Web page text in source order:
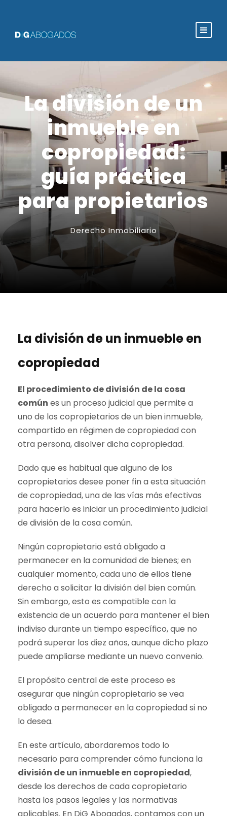
La división de un
inmueble en
copropiedad:
guía práctica
para propietarios
Derecho Inmobiliario
La división de un inmueble en
copropiedad
El procedimiento de división de la cosa
común es un proceso judicial que permite a
uno de los copropietarios de un bien inmueble,
compartido en régimen de copropiedad con
otra persona, disolver dicha copropiedad.
Dado que es habitual que alguno de los
copropietarios desee poner fin a esta situación
de copropiedad, una de las vías más efectivas
para hacerlo es iniciar un procedimiento judicial
de división de la cosa común.
Ningún copropietario está obligado a
permanecer en la comunidad de bienes; en
cualquier momento, cada uno de ellos tiene
derecho a solicitar la división del bien común.
Sin embargo, esto es compatible con la
existencia de un acuerdo para mantener el bien
indiviso durante un tiempo específico, que no
podrá superar los diez años, aunque dicho plazo
puede ampliarse mediante un nuevo convenio.
El propósito central de este proceso es
asegurar que ningún copropietario se vea
obligado a permanecer en la copropiedad si no
lo desea.
En este artículo, abordaremos todo lo
necesario para comprender cómo funciona la
división de un inmueble en copropiedad,
desde los derechos de cada copropietario
hasta los pasos legales y las normativas